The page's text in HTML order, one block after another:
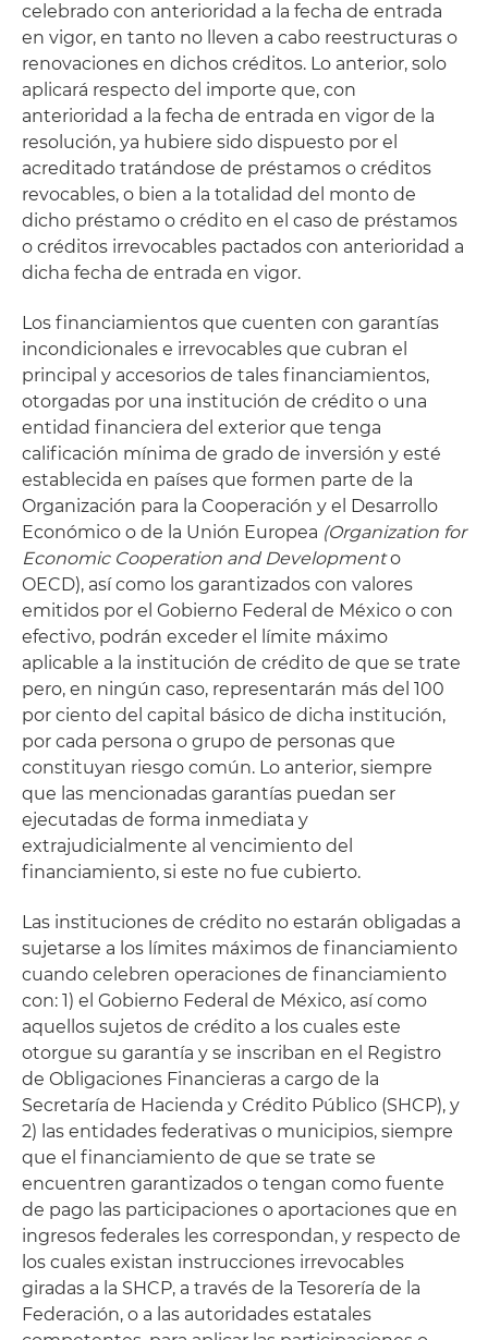
celebrado con anterioridad a la fecha de entrada
en vigor, en tanto no lleven a cabo reestructuras o
renovaciones en dichos créditos. Lo anterior, solo
aplicará respecto del importe que, con
anterioridad a la fecha de entrada en vigor de la
resolución, ya hubiere sido dispuesto por el
acreditado tratándose de préstamos o créditos
revocables, o bien a la totalidad del monto de
dicho préstamo o crédito en el caso de préstamos
o créditos irrevocables pactados con anterioridad a
dicha fecha de entrada en vigor.
Los financiamientos que cuenten con garantías
incondicionales e irrevocables que cubran el
principal y accesorios de tales financiamientos,
otorgadas por una institución de crédito o una
entidad financiera del exterior que tenga
calificación mínima de grado de inversión y esté
establecida en países que formen parte de la
Organización para la Cooperación y el Desarrollo
Económico o de la Unión Europea (Organization for
Economic Cooperation and Developmento
OECD), así como los garantizados con valores
emitidos por el Gobierno Federal de México o con
efectivo, podrán exceder el límite máximo
aplicable a la institución de crédito de que se trate
pero, en ningún caso, representarán más del 100
por ciento del capital básico de dicha institución,
por cada persona o grupo de personas que
constituyan riesgo común. Lo anterior, siempre
que las mencionadas garantías puedan ser
ejecutadas de forma inmediata y
extrajudicialmente al vencimiento del
financiamiento, si este no fue cubierto.
Las instituciones de crédito no estarán obligadas a
sujetarse a los límites máximos de financiamiento
cuando celebren operaciones de financiamiento
con: 1) el Gobierno Federal de México, así como
aquellos sujetos de crédito a los cuales este
otorgue su garantía y se inscriban en el Registro
de Obligaciones Financieras a cargo de la
Secretaría de Hacienda y Crédito Público (SHCP), y
2) las entidades federativas o municipios, siempre
que el financiamiento de que se trate se
encuentren garantizados o tengan como fuente
de pago las participaciones o aportaciones que en
ingresos federales les correspondan, y respecto de
los cuales existan instrucciones irrevocables
giradas a la SHCP, a través de la Tesorería de la
Federación, o a las autoridades estatales